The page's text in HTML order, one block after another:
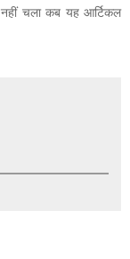
चला कब यह आर्टिकल